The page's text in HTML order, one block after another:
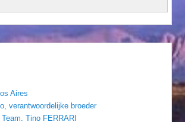
Aires
verantwoordelijke broeder
Tino FERRARI